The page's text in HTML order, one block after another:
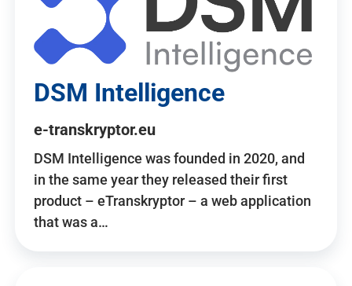
DSM Intelligence
e-transkryptor.eu
DSM Intelligence was founded in 2020, and
in the same year they released their first
product – eTranskryptor – a web application
that was a…